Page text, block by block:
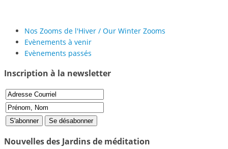
Nos Zooms de l'Hiver / Our Winter Zooms
Evènements à venir
Evènements passés
Inscription à la newsletter
Nouvelles des Jardins de méditation